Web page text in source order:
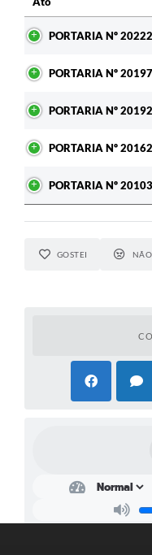
PORTARIA Nº
PORTARIA Nº
PORTARIA Nº
PORTARIA Nº
PORTARIA Nº
GOSTEI